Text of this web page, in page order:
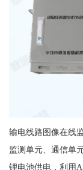
输电线路图像在线
监测单元、通信单
锂电池供电，利用